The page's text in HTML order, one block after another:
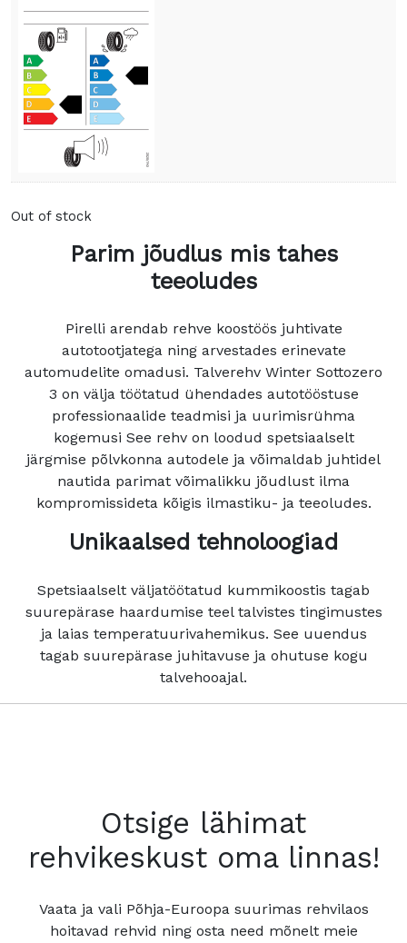
Out of stock
Parim jõudlus mis tahes
teeoludes
Pirelli arendab rehve koostöös juhtivate
autotootjatega ning arvestades erinevate
automudelite omadusi. Talverehv Winter Sottozero
3 on välja töötatud ühendades autotööstuse
professionaalide teadmisi ja uurimisrühma
kogemusi See rehv on loodud spetsiaalselt
järgmise põlvkonna autodele ja võimaldab juhtidel
nautida parimat võimalikku jõudlust ilma
kompromissideta kõigis ilmastiku- ja teeoludes.
Unikaalsed tehnoloogiad
Spetsiaalselt väljatöötatud kummikoostis tagab
suurepärase haardumise teel talvistes tingimustes
ja laias temperatuurivahemikus. See uuendus
tagab suurepärase juhitavuse ja ohutuse kogu
talvehooajal.
Otsige lähimat
rehvikeskust oma linnas!
Vaata ja vali Põhja-Euroopa suurimas rehvilaos
hoitavad rehvid ning osta need mõnelt meie